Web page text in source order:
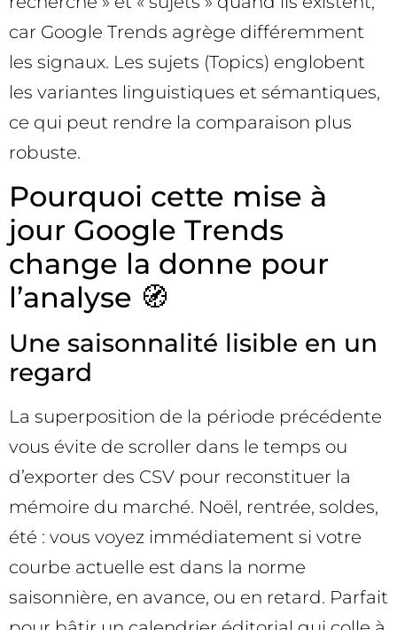
car Google Trends agrège différemment
les signaux. Les sujets (Topics) englobent
les variantes linguistiques et sémantiques,
ce qui peut rendre la comparaison plus
robuste.
Pourquoi cette mise à
jour Google Trends
change la donne pour
l’analyse 🧭
Une saisonnalité lisible en un
regard
La superposition de la période précédente
vous évite de scroller dans le temps ou
d’exporter des CSV pour reconstituer la
mémoire du marché. Noël, rentrée, soldes,
été : vous voyez immédiatement si votre
courbe actuelle est dans la norme
saisonnière, en avance, ou en retard. Parfait